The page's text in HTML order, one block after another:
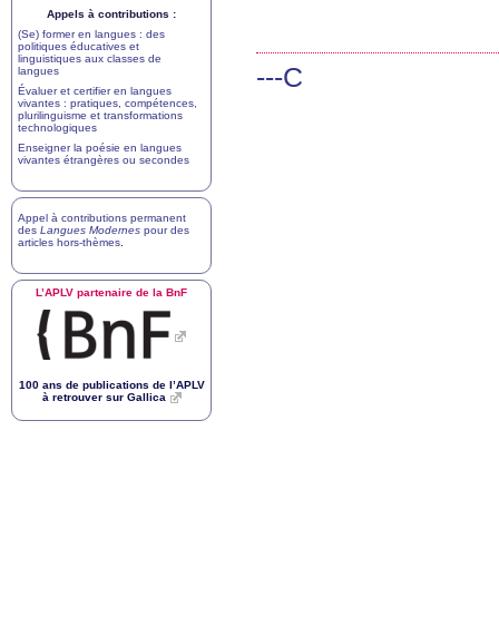
---C
Appels à contributions :
(Se) former en langues : des
politiques éducatives et
linguistiques aux classes de
langues
Évaluer et certifier en langues
vivantes : pratiques, compétences,
plurilinguisme et transformations
technologiques
Enseigner la poésie en langues
vivantes étrangères ou secondes
Appel à contributions permanent
des Langues Modernes pour des
articles hors-thèmes
L’APLV partenaire de la BnF
100 ans de publications de l’APLV
à retrouver sur Gallica